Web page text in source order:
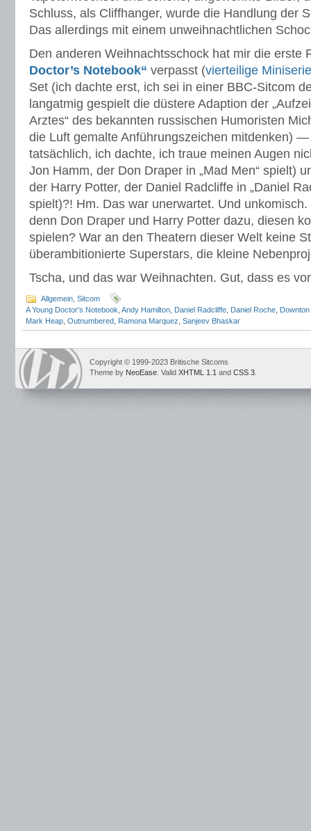
Schluss, als Cliffhanger, wurde die Handlung der
Das allerdings mit einem unweihnachtlichen
Den anderen Weihnachtsschock hat mir die erste
Doctor’s Notebook“ verpasst (vierteilige Miniserie
Set (ich dachte erst, ich sei in einer BBC-Sitcom
langatmig gespielt die düstere Adaption der
Arztes“ des bekannten russischen Humoristen
die Luft gemalte Anführungszeichen mitdenken)
tatsächlich, ich dachte, ich traue meinen Augen
Jon Hamm, der Don Draper in „Mad Men“ spielt)
der Harry Potter, der Daniel Radcliffe in „Daniel
spielt)?! Hm. Das war unerwartet. Und
denn Don Draper und Harry Potter dazu, diesen
spielen? War an den Theatern dieser Welt keine
überambitionierte Superstars, die kleine
Tscha, und das war Weihnachten. Gut, dass es
Allgemein Sitcom
A Young Doctor's Notebook Andy Hamilton Daniel Radcliffe Daniel Roche Downton
Mark Heap Outnumbered Ramona Marquez Sanjeev Bhaskar
Copyright © 1999-2023 Britische Sitcoms
Theme by NeoEase . Valid XHTML 1.1 and CSS 3